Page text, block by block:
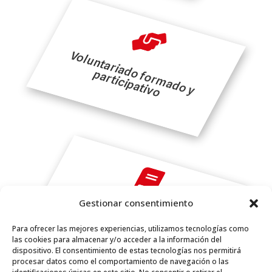
Gestionar consentimiento
Para ofrecer las mejores experiencias, utilizamos tecnologías como
las cookies para almacenar y/o acceder a la información del
dispositivo. El consentimiento de estas tecnologías nos permitirá
procesar datos como el comportamiento de navegación o las

V
o
lu
n
t
a
r
ia
d
o
f
o
r
m
a
d
o
y
p
a
r
t
ic
ip
a
t
iv
o

Cuestiones normativas